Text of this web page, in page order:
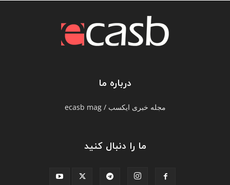
درباره ما
مجله خبری ایکسب / ecasb mag
ما را دنبال کنید